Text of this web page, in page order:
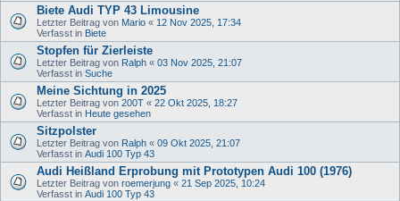
Biete Audi TYP 43 Limousine
Letzter Beitrag von Mario « 12 Nov 2025, 17:34
Verfasst in Biete
Stopfen für Zierleiste
Letzter Beitrag von Ralph « 03 Nov 2025, 21:07
Verfasst in Suche
Meine Sichtung in 2025
Letzter Beitrag von 200T « 22 Okt 2025, 18:27
Verfasst in Heute gesehen
Sitzpolster
Letzter Beitrag von Ralph « 09 Okt 2025, 21:07
Verfasst in Audi 100 Typ 43
Audi Heißland Erprobung mit Prototypen Audi 100 (1976)
Letzter Beitrag von roemerjung « 21 Sep 2025, 10:24
Verfasst in Audi 100 Typ 43